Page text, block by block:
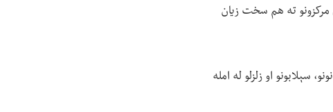
مرکزونو ته هم سخت زیان
سېلابونو او زلزلو له امله